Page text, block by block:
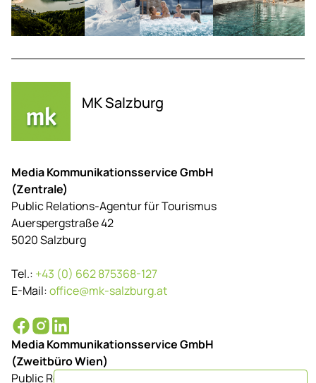
MK Salzburg
Media Kommunikationsservice GmbH
(Zentrale)
Public Relations-Agentur für Tourismus
Auerspergstraße 42
5020 Salzburg
Tel.: +43 (0) 662 875368-127
E-Mail:office@mk-salzburg.at
Media Kommunikationsservice GmbH
(Zweitbüro Wien)
Public Relations-Agentur für Tourismus